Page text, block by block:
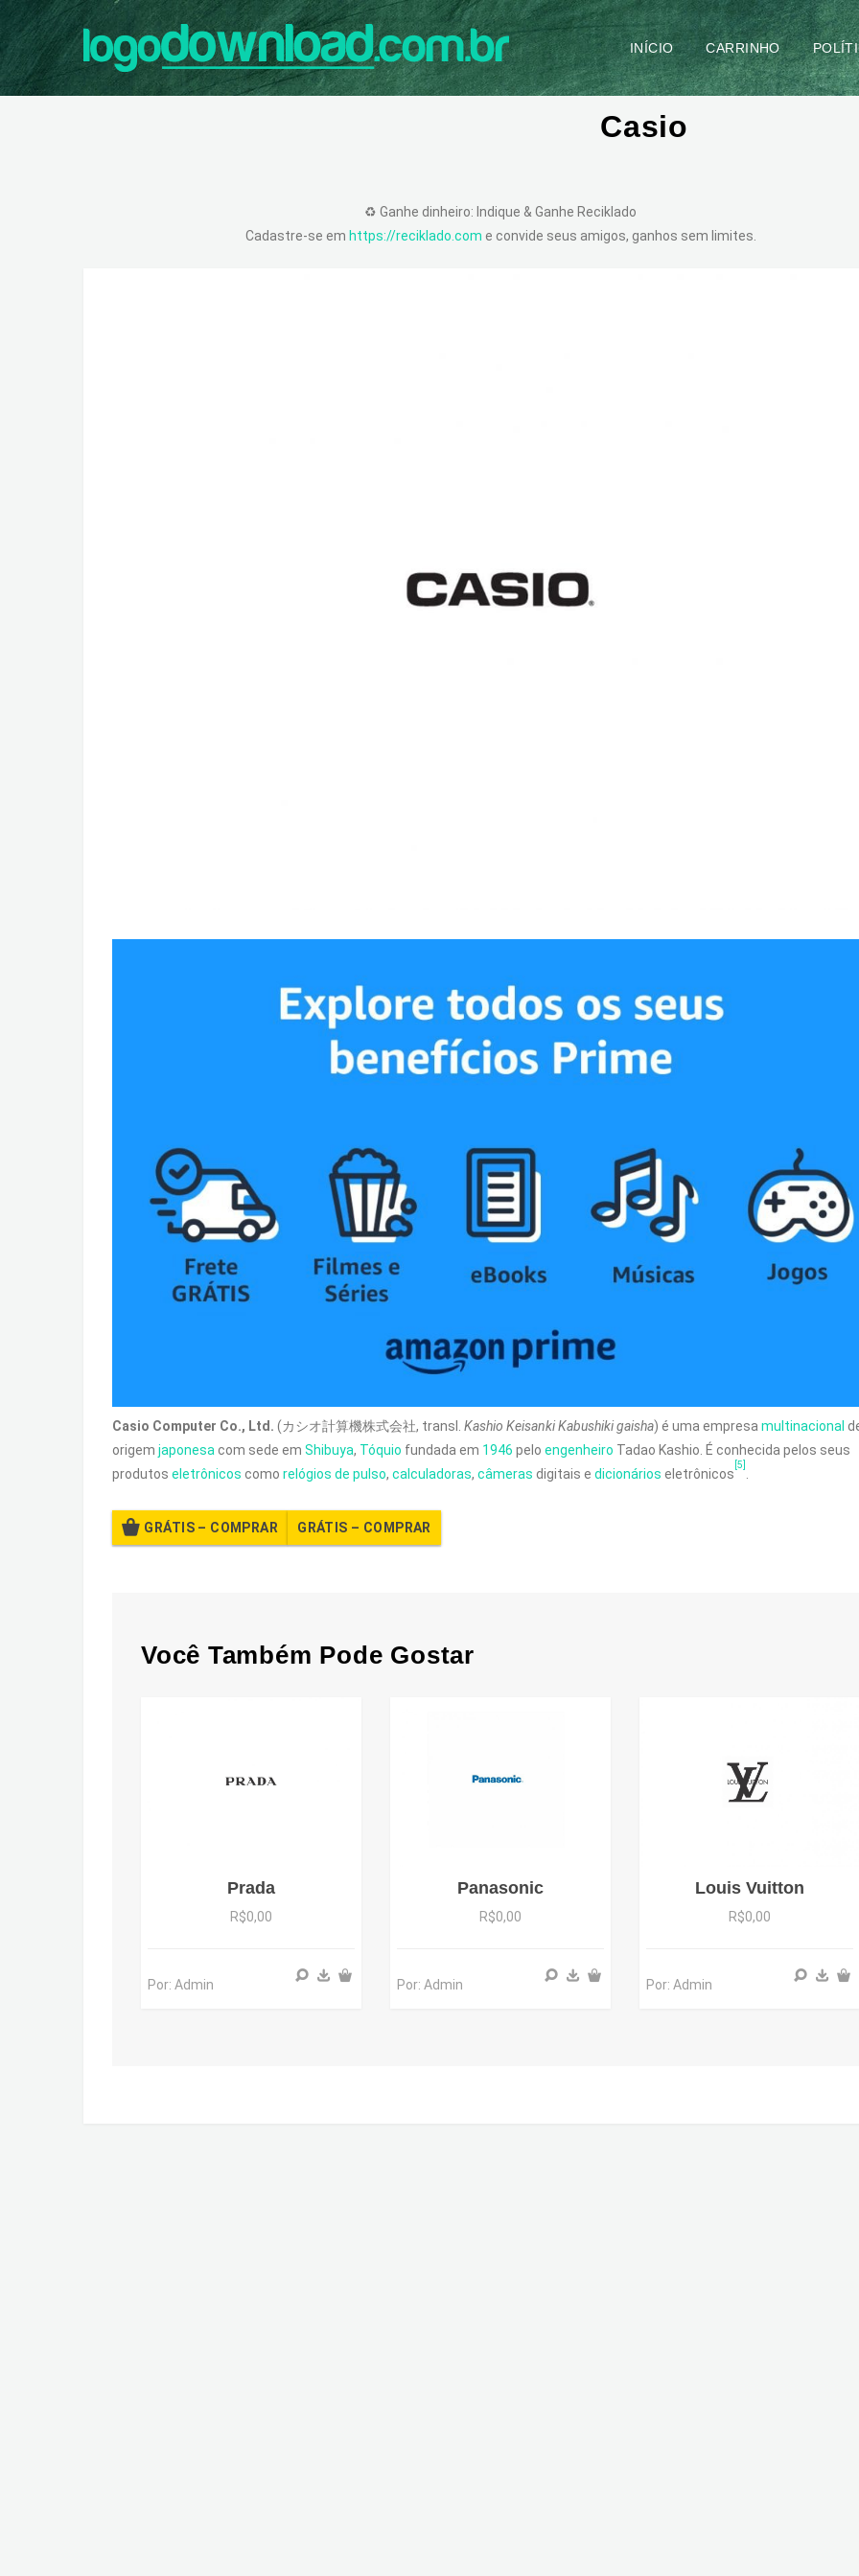
INÍCIO CARRINHO
Casio
♻️ Ganhe dinheiro: Indique & Ganhe Reciklado
Cadastre-se em https://reciklado.com e convide seus amigos, ganhos sem limites.
Casio Computer Co., Ltd. (カシオ計算機株式会社, transl. Kashio Keisanki Kabushiki gaisha) é uma empresa multinacional
origem japonesa com sede em Shibuya, Tóquio fundada em 1946 pelo engenheiro Tadao Kashio. É conhecida pelos seus
produtos eletrônicos como relógios de pulso, calculadoras, câmeras digitais e dicionários eletrônicos
[5]
GRÁTIS – COMPRAR
Você Também Pode Gostar
Prada
R$0,00
Por: Admin
Panasonic
R$0,00
Por: Admin
Louis Vuitton
R$0,00
Por: Admin